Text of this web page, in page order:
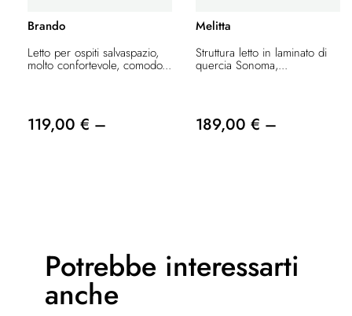
Brando
Letto per ospiti salvaspazio,
molto confortevole, comodo...
119,00 € –
Melitta
Struttura letto in laminato di
quercia Sonoma,...
189,00 € –
Potrebbe interessarti
anche